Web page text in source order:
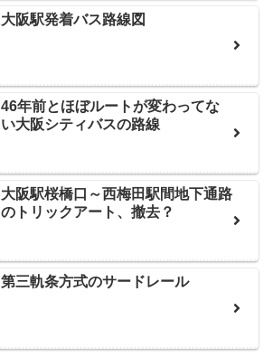
大阪駅発着バス路線図
46年前とほぼルートが変わってな
い大阪シティバスの路線
大阪駅桜橋口～西梅田駅間地下通路
のトリックアート、撤去？
第三軌条方式のサードレール